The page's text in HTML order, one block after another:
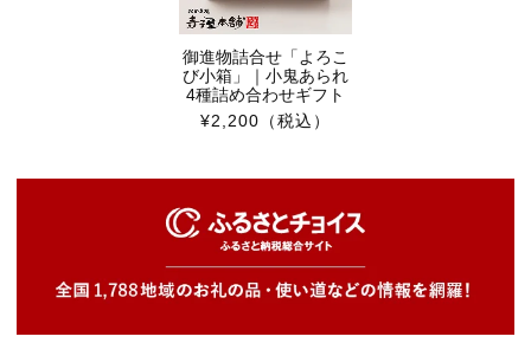
御進物詰合せ「よろこ
び小箱」｜小鬼あられ
4種詰め合わせギフト
¥2,200 （税込）